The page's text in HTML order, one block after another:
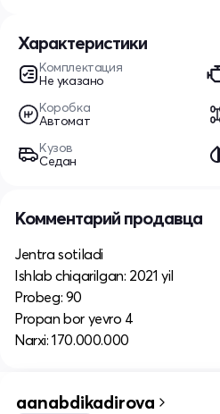
Характеристики
Комплектация
Не указано
Коробка
Автомат
Кузов
Седан
Комментарий продавца
Jentra sotiladi
Ishlab chiqarilgan: 2021 yil
Probeg: 90
Propan bor yevro 4
Narxi: 170.000.000
aanabdikadirova